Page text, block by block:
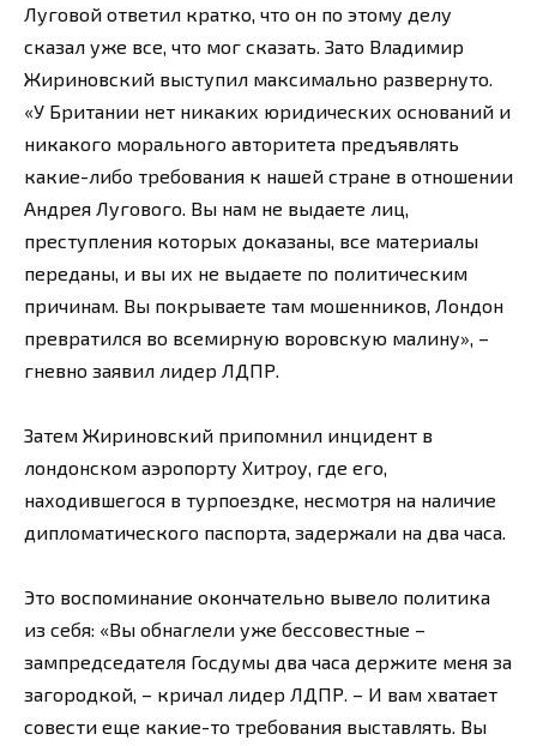
Луговой ответил кратко, что он по этому делу
сказал уже все, что мог сказать. Зато Владимир
Жириновский выступил максимально развернуто.
«У Британии нет никаких юридических оснований и
никакого морального авторитета предъявлять
какие-либо требования к нашей стране в отношении
Андрея Лугового. Вы нам не выдаете лиц,
преступления которых доказаны, все материалы
переданы, и вы их не выдаете по политическим
причинам. Вы покрываете там мошенников, Лондон
превратился во всемирную воровскую малину», –
гневно заявил лидер ЛДПР.
Затем Жириновский припомнил инцидент в
лондонском аэропорту Хитроу, где его,
находившегося в турпоездке, несмотря на наличие
дипломатического паспорта, задержали на два часа.
Это воспоминание окончательно вывело политика
из себя: «Вы обнаглели уже бессовестные –
зампредседателя Госдумы два часа держите меня за
загородкой, – кричал лидер ЛДПР. – И вам хватает
совести еще какие-то требования выставлять. Вы